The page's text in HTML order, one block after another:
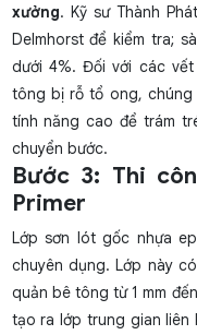
xưởng. Kỹ sư Thành
Delmhorst để kiểm tra;
dưới 4%. Đối với các
tông bị rỗ tổ ong, chúng
tính năng cao để trám
chuyển bước.
Bước 3: Thi
Primer
Lớp sơn lót gốc nhựa
chuyên dụng. Lớp này
quản bê tông từ 1 mm
tạo ra lớp trung gian